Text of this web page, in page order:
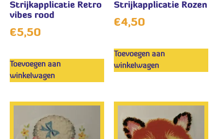
Strijkapplicatie Retro
vibes rood
€5,50
Toevoegen aan
winkelwagen
Strijkapplicatie Rozen
€4,50
Toevoegen aan
winkelwagen